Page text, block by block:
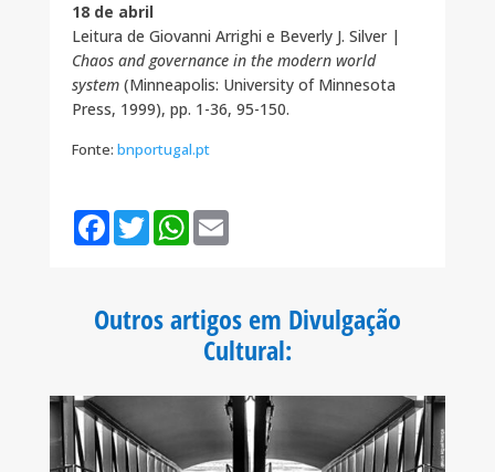
18 de abril
Leitura de Giovanni Arrighi e Beverly J. Silver |
Chaos and governance in the modern world
system(Minneapolis: University of Minnesota
Press, 1999), pp. 1-36, 95-150.
Fonte: bnportugal.pt
F
o
T
w
r
W
A
p
E
Outros artigos em Divulgação
Cultural: